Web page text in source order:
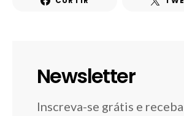
Newsletter
Inscreva-se grátis e receba